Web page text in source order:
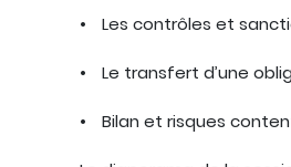
Les contrôles et
Le transfert d’une
Bilan et risques